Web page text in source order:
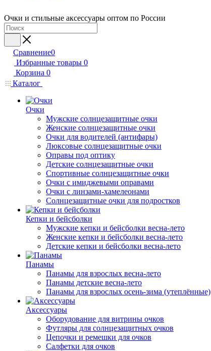
Очки и стильные аксессуары оптом по России
Сравнение0
Избранные товары 0
Корзина 0
Каталог
Очки
Мужские солнцезащитные очки
Женские солнцезащитные очки
Очки для водителей (антифары)
Люксовые солнцезащитные очки
Оправы под оптику
Детские солнцезащитные очки
Спортивные солнцезащитные очки
Очки с имиджевыми оправами
Очки с линзами-хамелеонами
Солнцезащитные очки для подростков
Кепки и бейсболки
Мужские кепки и бейсболки весна-лето
Женские кепки и бейсболки весна-лето
Детские кепки и бейсболки весна-лето
Панамы
Панамы для взрослых весна-лето
Панамы детские весна-лето
Панамы для взрослых осень-зима (утеплённые)
Аксессуары
Оборудование для витрины очков
Футляры для солнцезащитных очков
Цепочки и ремешки для очков
Салфетки для очков